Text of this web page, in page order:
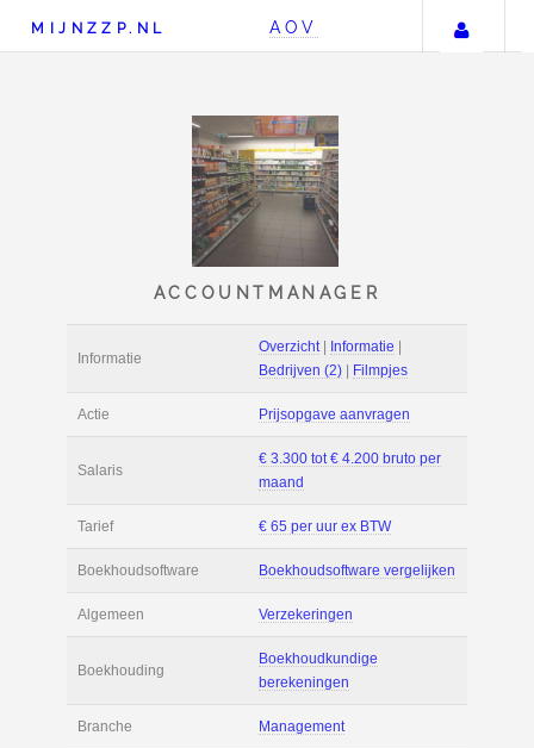
MIJNZZP.NL AOV
ACCOUNTMANAGER
Actie Prijsopgave
€ 3.300 tot € 4.200
maand
Tarief